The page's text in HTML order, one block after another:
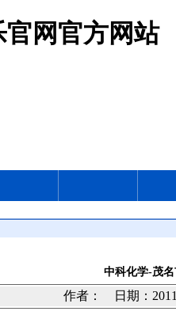
网官方网站
中科化学-茂
作者： 日期：